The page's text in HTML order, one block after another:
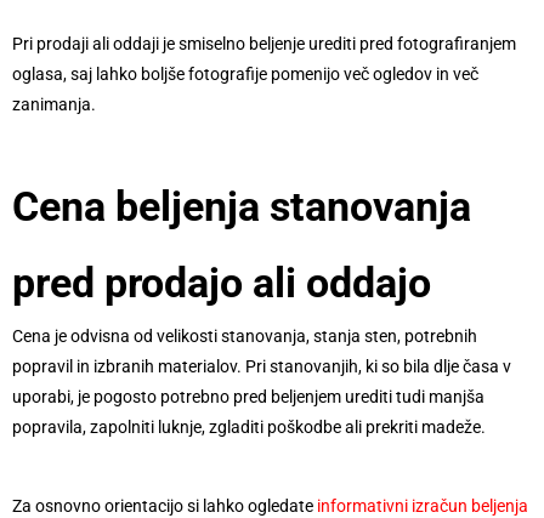
Pri prodaji ali oddaji je smiselno beljenje urediti pred fotografiranjem
oglasa, saj lahko boljše fotografije pomenijo več ogledov in več
zanimanja.
Cena beljenja stanovanja
pred prodajo ali oddajo
Cena je odvisna od velikosti stanovanja, stanja sten, potrebnih
popravil in izbranih materialov. Pri stanovanjih, ki so bila dlje časa v
uporabi, je pogosto potrebno pred beljenjem urediti tudi manjša
popravila, zapolniti luknje, zgladiti poškodbe ali prekriti madeže.
Za osnovno orientacijo si lahko ogledate informativni izračun beljenja